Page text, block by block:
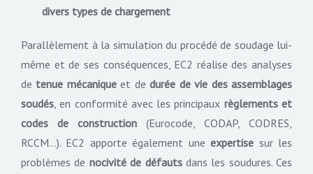
divers types de chargement
Parallèlement à la simulation du procédé de soudage lui-
même et de ses conséquences, EC2 réalise des analyses
de tenue mécaniqueet dedurée de vie des assemblages
soudés, en conformité avec les principaux règlements et
codes de construction (Eurocode, CODAP, CODRES,
RCCM…). EC2 apporte également uneexpertise sur les
problèmes de nocivité de défautsdans les soudures. Ces